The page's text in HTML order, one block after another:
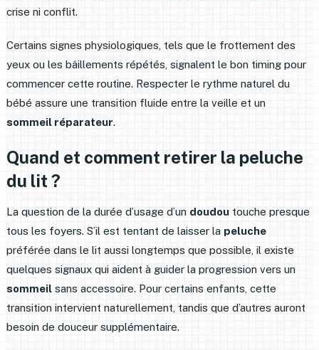
crise ni conflit.
Certains signes physiologiques, tels que le frottement des
yeux ou les bâillements répétés, signalent le bon timing pour
commencer cette routine. Respecter le rythme naturel du
bébé assure une transition fluide entre la veille et un
sommeil réparateur.
Quand et comment retirer la peluche
du lit ?
La question de la durée d’usage d’un doudoutouche presque
tous les foyers. S’il est tentant de laisser la peluche
préférée dans le lit aussi longtemps que possible, il existe
quelques signaux qui aident à guider la progression vers un
sommeilsans accessoire. Pour certains enfants, cette
transition intervient naturellement, tandis que d’autres auront
besoin de douceur supplémentaire.